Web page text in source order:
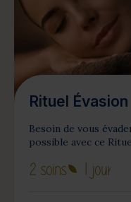
Rituel Évasion
Besoin de vous
possible avec ce
2 soins 1 jour